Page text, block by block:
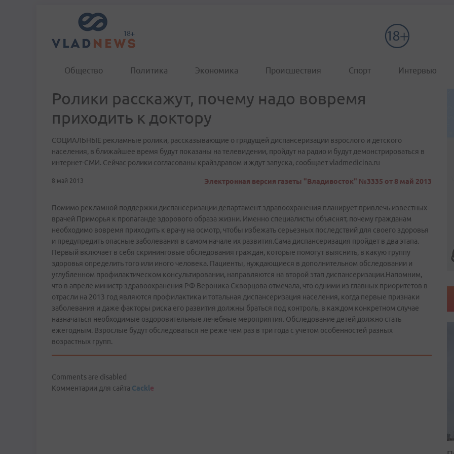
Общество Политика Экономика Происшествия Спорт Интервью
Ролики расскажут, почему надо вовремя
приходить к доктору
СОЦИАЛЬНЫЕ рекламные ролики, рассказывающие о грядущей диспансеризации взрослого и детского
населения, в ближайшее время будут показаны на телевидении, пройдут на радио и будут демонстрироваться в
интернет-СМИ. Сейчас ролики согласованы крайздравом и ждут запуска, сообщает vladmedicina.ru
8 май 2013 Электронная версия газеты "Владивосток" №3335 от 8 май 2013
Помимо рекламной поддержки диспансеризации департамент здравоохранения планирует привлечь известных
врачей Приморья к пропаганде здорового образа жизни. Именно специалисты объяснят, почему гражданам
необходимо вовремя приходить к врачу на осмотр, чтобы избежать серьезных последствий для своего здоровья
и предупредить опасные заболевания в самом начале их развития.Сама диспансеризация пройдет в два этапа.
Первый включает в себя скрининговые обследования граждан, которые помогут выяснить, в какую группу
здоровья определить того или иного человека. Пациенты, нуждающиеся в дополнительном обследовании и
углубленном профилактическом консультировании, направляются на второй этап диспансеризации.Напомним,
что в апреле министр здравоохранения РФ Вероника Скворцова отмечала, что одними из главных приоритетов в
отрасли на 2013 год являются профилактика и тотальная диспансеризация населения, когда первые признаки
заболевания и даже факторы риска его развития должны браться под контроль, в каждом конкретном случае
назначаться необходимые оздоровительные лечебные мероприятия. Обследование детей должно стать
ежегодным. Взрослые будут обследоваться не реже чем раз в три года с учетом особенностей разных
возрастных групп.
Comments are disabled
Комментарии для сайта Cackle